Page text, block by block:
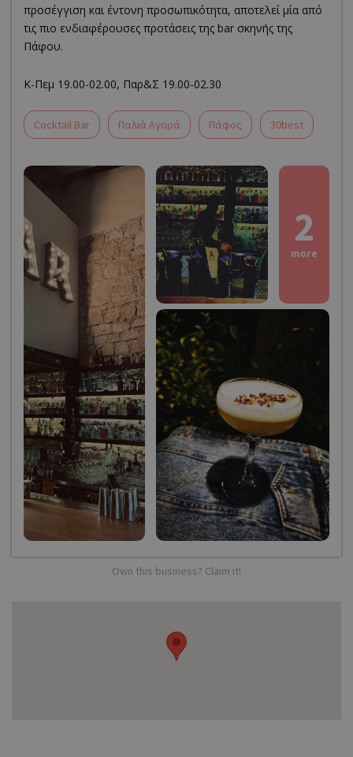
προσέγγιση και έντονη προσωπικότητα, αποτελεί μία από
τις πιο ενδιαφέρουσες προτάσεις της bar σκηνής της
Πάφου.
Κ-Πεμ 19.00-02.00, Παρ&Σ 19.00-02.30
Cocktail Bar Παλιά Αγορά Πάφος 30best
2
more
Own this business? Claim it!